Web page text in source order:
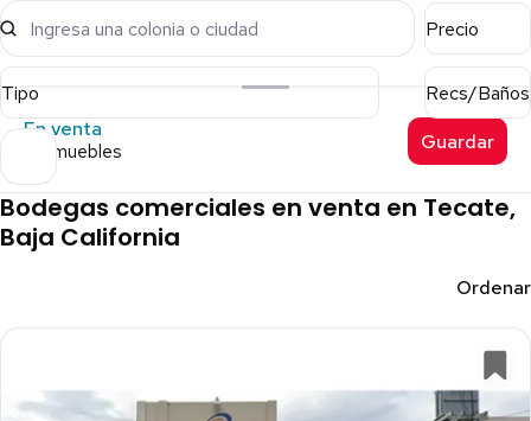
Ingresa una colonia o ciudad Precio
Tipo
Recs/Baños
En venta
6 inmuebles Guardar
Bodegas comerciales en venta en Tecate,
Baja California
Ordenar